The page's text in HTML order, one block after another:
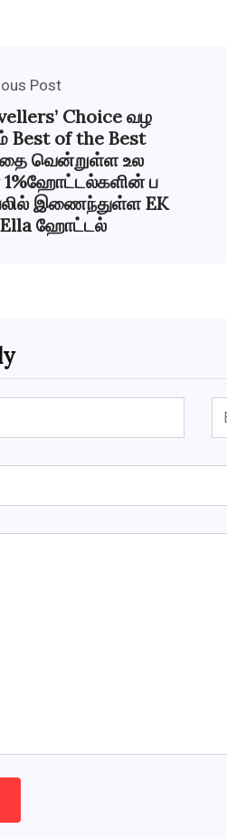
Post
Choice வழ
Best of the Best
வென்றுள்ள உல
1%ஹோட்டல்களின் ப
இணைந்துள்ள EK
Ella ஹோட்டல்